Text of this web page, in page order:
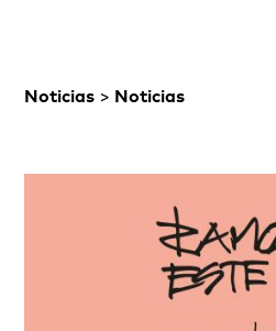
Noticias > Noticias